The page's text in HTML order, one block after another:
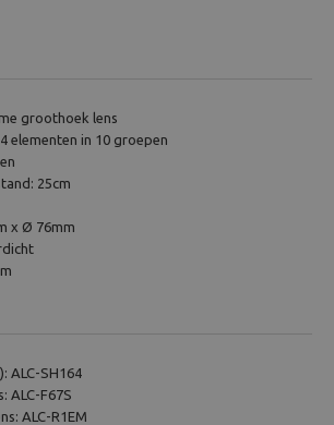
groothoek lens
elementen in 10 groepen
25cm
x Ø 76mm
ALC-SH164
ALC-F67S
ALC-R1EM